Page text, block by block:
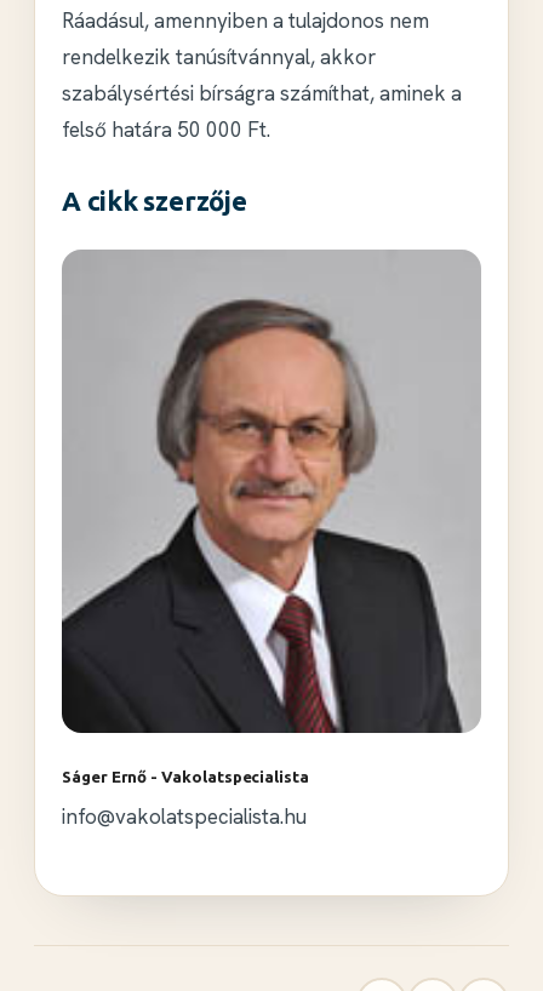
Ráadásul, amennyiben a tulajdonos nem
rendelkezik tanúsítvánnyal, akkor
szabálysértési bírságra számíthat, aminek a
felső határa 50 000 Ft.
A cikk szerzője
Ságer Ernő - Vakolatspecialista
info@vakolatspecialista.hu